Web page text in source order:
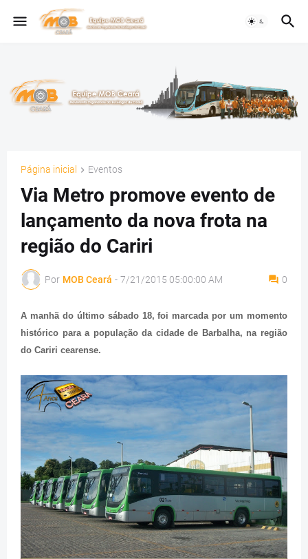
Página inicial Eventos
Via Metro promove evento de
lançamento da nova frota na
região do Cariri
Por MOB Ceará - 7/21/2015 05:00:00 AM 0
A manhã do último sábado 18, foi marcada por um momento
histórico para a população da cidade de Barbalha, na região
do Cariri cearense.